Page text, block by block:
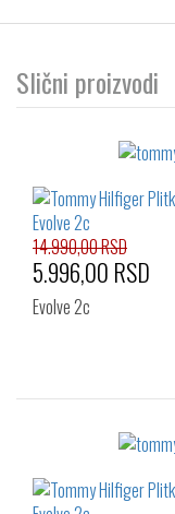
Slični proizvodi
Izaberi željeni
14.990,00 RSD
5.996,00 RSD
Evolve 2c